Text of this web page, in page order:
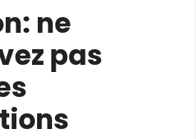
ne
pas